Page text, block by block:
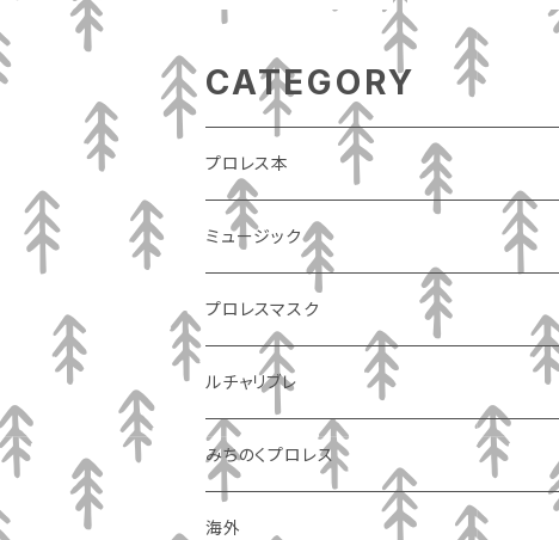
CATEGORY
プロレス本
ミュージック
プロレスマスク
ルチャリブレ
みちのくプロレス
海外